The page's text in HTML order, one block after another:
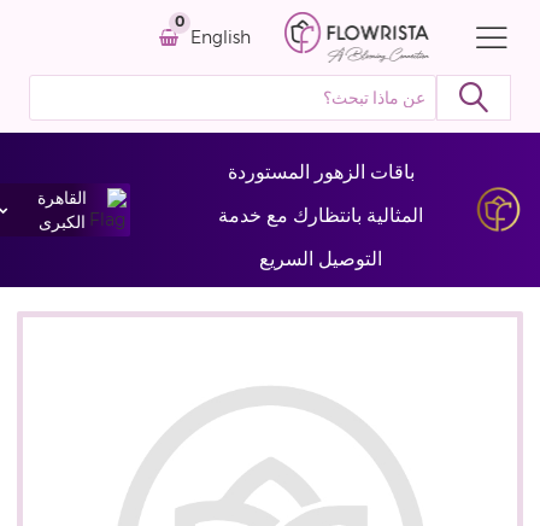
0
English
باقات الزهور المستوردة
المثالية بانتظارك مع خدمة
التوصيل السريع
القاهرة
الكبرى